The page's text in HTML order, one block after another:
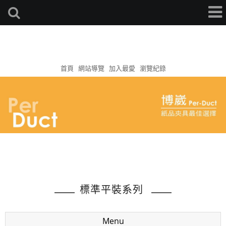
首頁 網站導覽 加入最愛 瀏覽紀錄
標準平裝系列
Menu